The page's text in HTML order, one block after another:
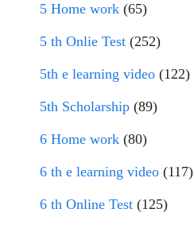
5 Home work (65)
5 th Onlie Test (252)
5th e learning video (122)
5th Scholarship (89)
6 Home work (80)
6 th e learning video (117)
6 th Online Test (125)